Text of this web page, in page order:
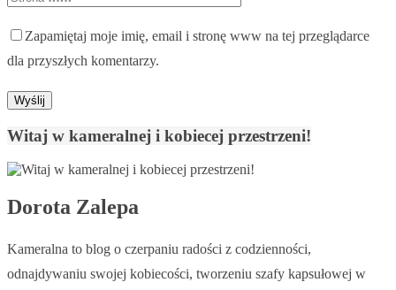
Zapamiętaj moje imię, email i stronę www na tej przeglądarce
dla przyszłych komentarzy.
Witaj w kameralnej i kobiecej przestrzeni!
Dorota Zalepa
Kameralna to blog o czerpaniu radości z codzienności,
odnajdywaniu swojej kobiecości, tworzeniu szafy kapsułowej w